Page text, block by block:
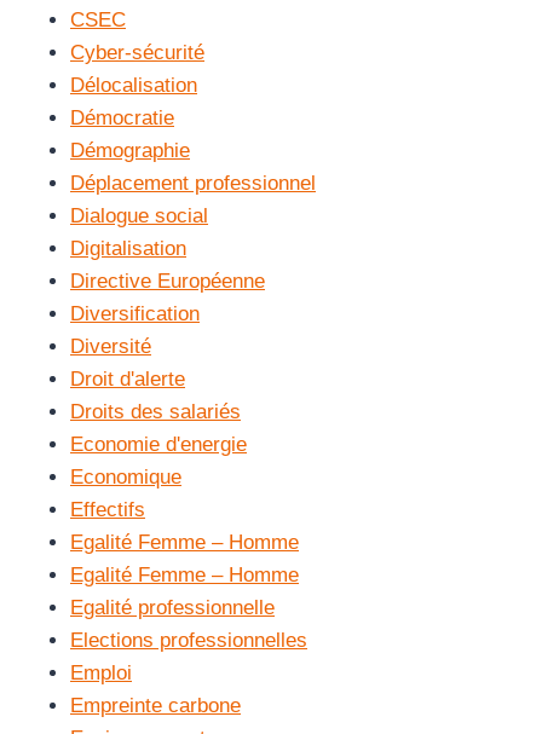
CSEC
Cyber-sécurité
Délocalisation
Démocratie
Démographie
Déplacement professionnel
Dialogue social
Digitalisation
Directive Européenne
Diversification
Diversité
Droit d'alerte
Droits des salariés
Economie d'energie
Economique
Effectifs
Egalité Femme – Homme
Egalité Femme – Homme
Egalité professionnelle
Elections professionnelles
Emploi
Empreinte carbone